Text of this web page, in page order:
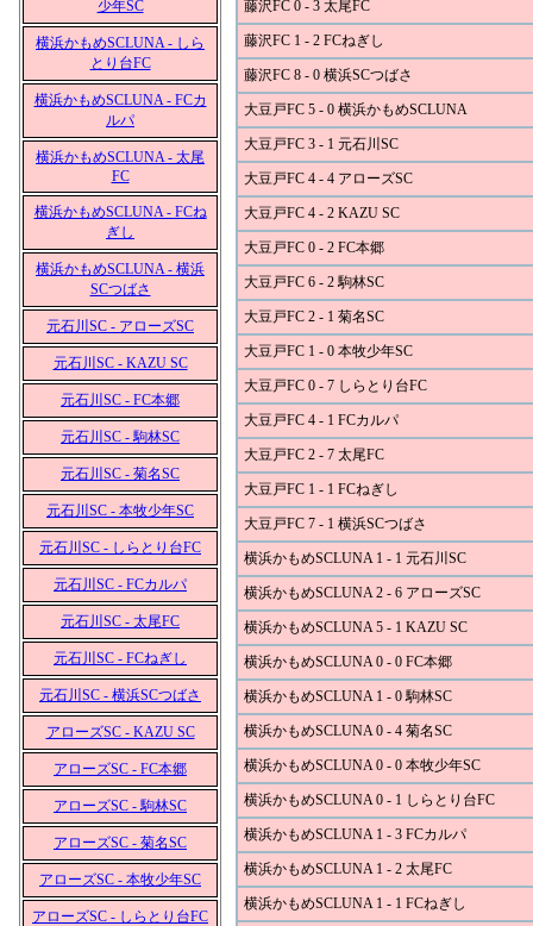
少年SC
横浜かもめSCLUNA - しら
とり台FC
横浜かもめSCLUNA - FCカ
ルパ
横浜かもめSCLUNA - 太尾
FC
横浜かもめSCLUNA - FCね
ぎし
横浜かもめSCLUNA - 横浜
SCつばさ
元石川SC - アローズSC
元石川SC - KAZU SC
元石川SC - FC本郷
元石川SC - 駒林SC
元石川SC - 菊名SC
元石川SC - 本牧少年SC
元石川SC - しらとり台FC
元石川SC - FCカルパ
元石川SC - 太尾FC
元石川SC - FCねぎし
元石川SC - 横浜SCつばさ
アローズSC - KAZU SC
アローズSC - FC本郷
アローズSC - 駒林SC
アローズSC - 菊名SC
アローズSC - 本牧少年SC
アローズSC - しらとり台FC
藤沢FC 0 - 3 太尾FC
藤沢FC 1 - 2 FCねぎし
藤沢FC 8 - 0 横浜SCつばさ
大豆戸FC 5 - 0 横浜かもめSCLUNA
大豆戸FC 3 - 1 元石川SC
大豆戸FC 4 - 4 アローズSC
大豆戸FC 4 - 2 KAZU SC
大豆戸FC 0 - 2 FC本郷
大豆戸FC 6 - 2 駒林SC
大豆戸FC 2 - 1 菊名SC
大豆戸FC 1 - 0 本牧少年SC
大豆戸FC 0 - 7 しらとり台FC
大豆戸FC 4 - 1 FCカルパ
大豆戸FC 2 - 7 太尾FC
大豆戸FC 1 - 1 FCねぎし
大豆戸FC 7 - 1 横浜SCつばさ
横浜かもめSCLUNA 1 - 1 元石川SC
横浜かもめSCLUNA 2 - 6 アローズSC
横浜かもめSCLUNA 5 - 1 KAZU SC
横浜かもめSCLUNA 0 - 0 FC本郷
横浜かもめSCLUNA 1 - 0 駒林SC
横浜かもめSCLUNA 0 - 4 菊名SC
横浜かもめSCLUNA 0 - 0 本牧少年SC
横浜かもめSCLUNA 0 - 1 しらとり台FC
横浜かもめSCLUNA 1 - 3 FCカルパ
横浜かもめSCLUNA 1 - 2 太尾FC
横浜かもめSCLUNA 1 - 1 FCねぎし